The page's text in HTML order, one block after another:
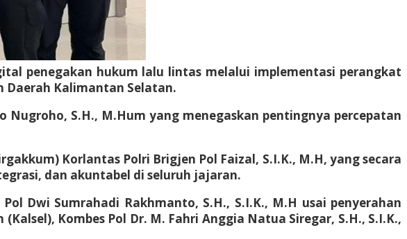
penegakan hukum lalu lintas melalui implementasi perangkat
Daerah Kalimantan Selatan.
Nugroho, S.H., M.Hum yang menegaskan pentingnya percepatan
Korlantas Polri Brigjen Pol Faizal, S.I.K., M.H, yang secara
dan akuntabel di seluruh jajaran.
Dwi Sumrahadi Rakhmanto, S.H., S.I.K., M.H usai penyerahan
Kombes Pol Dr. M. Fahri Anggia Natua Siregar, S.H., S.I.K.,